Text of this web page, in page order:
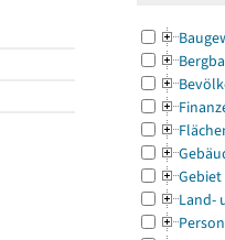
Gebiet
Land-